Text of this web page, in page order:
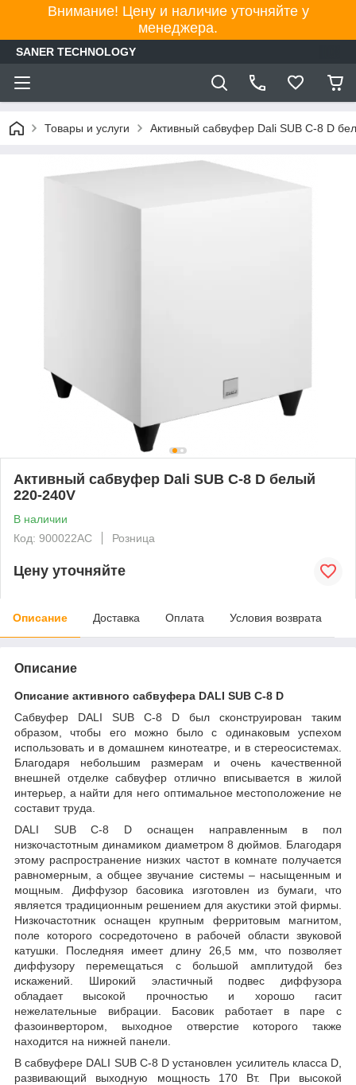
Внимание! Цену и наличие уточняйте у
менеджера.
SANER TECHNOLOGY
Товары и услуги Активный сабвуфер Dali SUB C-8 D
Активный сабвуфер Dali SUB C-8 D белый
220-240V
В наличии
Код: 900022AC
Розница
Цену уточняйте
Описание Доставка Оплата Условия возврата
Описание
Описание активного сабвуфера DALI SUB C-8 D
Сабвуфер DALI SUB C-8 D был сконструирован таким
образом, чтобы его можно было с одинаковым успехом
использовать и в домашнем кинотеатре, и в стереосистемах.
Благодаря небольшим размерам и очень качественной
внешней отделке сабвуфер отлично вписывается в жилой
интерьер, а найти для него оптимальное местоположение не
составит труда.
DALI SUB C-8 D оснащен направленным в пол
низкочастотным динамиком диаметром 8 дюймов. Благодаря
этому распространение низких частот в комнате получается
равномерным, а общее звучание системы – насыщенным и
мощным. Диффузор басовика изготовлен из бумаги, что
является традиционным решением для акустики этой фирмы.
Низкочастотник оснащен крупным ферритовым магнитом,
поле которого сосредоточено в рабочей области звуковой
катушки. Последняя имеет длину 26,5 мм, что позволяет
диффузору перемещаться с большой амплитудой без
искажений. Широкий эластичный подвес диффузора
обладает высокой прочностью и хорошо гасит
нежелательные вибрации. Басовик работает в паре с
фазоинвертором, выходное отверстие которого также
находится на нижней панели.
В сабвуфере DALI SUB C-8 D установлен усилитель класса D,
развивающий выходную мощность 170 Вт. При высокой